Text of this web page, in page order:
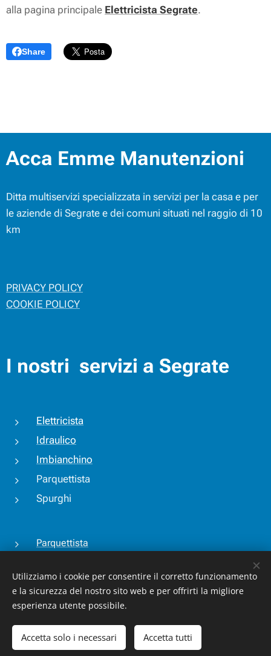
alla pagina principale Elettricista Segrate.
Share
Acca Emme Manutenzioni
Ditta multiservizi specializzata in servizi per la casa e per
le aziende di Segrate e dei comuni situati nel raggio di 10
km
PRIVACY POLICY
COOKIE POLICY
I nostri servizi a Segrate
Elettricista
Idraulico
Imbianchino
Parquettista
Spurghi
Parquettista
Tende da sole
Veneziane
Utilizziamo i cookie per consentire il corretto funzionamento
e la sicurezza del nostro sito web e per offrirti la migliore
esperienza utente possibile.
Accetta solo i necessari Accetta tutti